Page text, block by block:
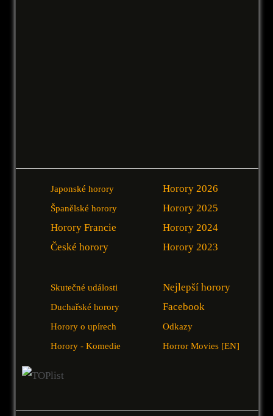
Japonské horory
Španělské horory
Horory Francie
České horory
Horory 2026
Horory 2025
Horory 2024
Horory 2023
Skutečné události
Duchařské horory
Horory o upírech
Horory - Komedie
Nejlepší horory
Facebook
Odkazy
Horror Movies [EN]